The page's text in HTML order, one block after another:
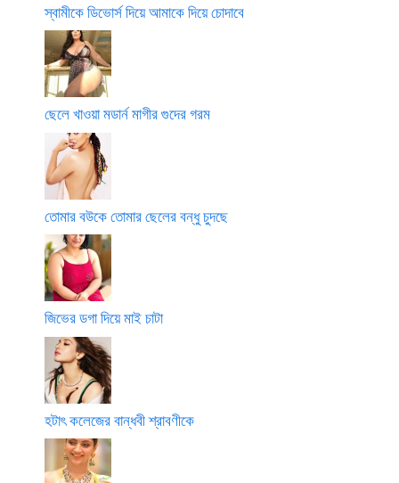
স্বামীকে ডিভোর্স দিয়ে আমাকে দিয়ে চোদাবে
ছেলে খাওয়া মডার্ন মাগীর গুদের গরম
তোমার বউকে তোমার ছেলের বন্ধু চুদছে
জিভের ডগা দিয়ে মাই চাটা
হটাৎ কলেজের বান্ধবী শ্রাবণীকে